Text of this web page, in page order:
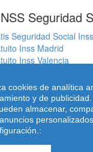
Seguridad
Seguridad Social
Inss Madrid
Inss Valencia
Euskadi
Intersas Andalucia
|
cookies de analítica
y de
almacenar,